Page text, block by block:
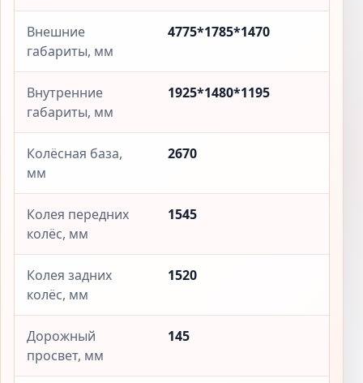
Внешние
габариты, мм
4775*1785*1470
Внутренние
габариты, мм
1925*1480*1195
Колёсная база,
мм
2670
Колея передних
колёс, мм
1545
Колея задних
колёс, мм
1520
Дорожный
просвет, мм
145